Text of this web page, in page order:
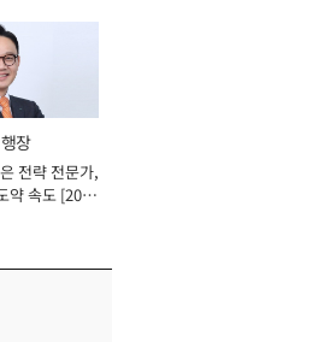
장
전략 전문가,
약 속도 [2026